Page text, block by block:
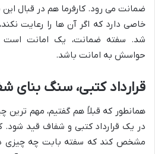
ضمانت می رود. کارفرما هم در قبال
خاصی دارد که اگر آن ها را رعایت
شد. سفته ضمانت، یک امانت است
حواسش به امانت باشد.
قرارداد کتبی، سنگ بنای
همانطور که قبلاً هم گفتیم، مهم
در یک قرارداد کتبی و شفاف قید شود.
مشخص کند که سفته بابت چه چیزی